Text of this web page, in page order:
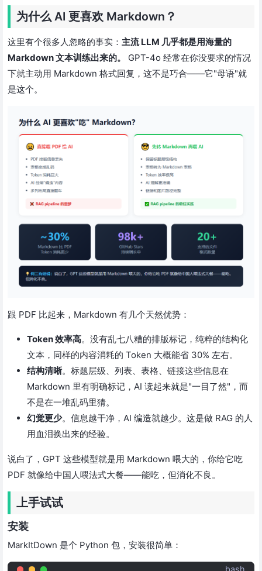
为什么 AI 更喜欢 Markdown？
这里有个很多人忽略的事实： 主流 LLM 几乎都是用海量的
Markdown 文本训练出来的。
GPT-4o 经常在你没要求的情况
下就主动用 Markdown 格式回复，这不是巧合——它"母语"就
是这个。
跟 PDF 比起来，Markdown 有几个天然优势：
Token 效率高。没有乱七八糟的排版标记，纯粹的结构化
文本，同样的内容消耗的 Token 大概能省 30% 左右。
结构清晰。标题层级、列表、表格、链接这些信息在
Markdown 里有明确标记，AI 读起来就是"一目了然"，而
不是在一堆乱码里猜。
幻觉更少。信息越干净，AI 编造就越少。这是做 RAG 的人
用血泪换出来的经验。
说白了，GPT 这些模型就是用 Markdown 喂大的，你给它吃
PDF 就像给中国人喂法式大餐——能吃，但消化不良。
上手试试
安装
MarkItDown 是个 Python 包，安装很简单：